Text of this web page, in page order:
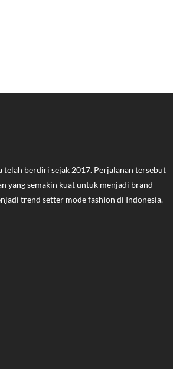
telah berdiri sejak 2017. Perjalanan tersebut
yang semakin kuat untuk menjadi brand
trend setter mode fashion di Indonesia.